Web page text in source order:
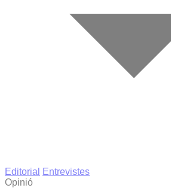
Editorial
Entrevistes
Opinió